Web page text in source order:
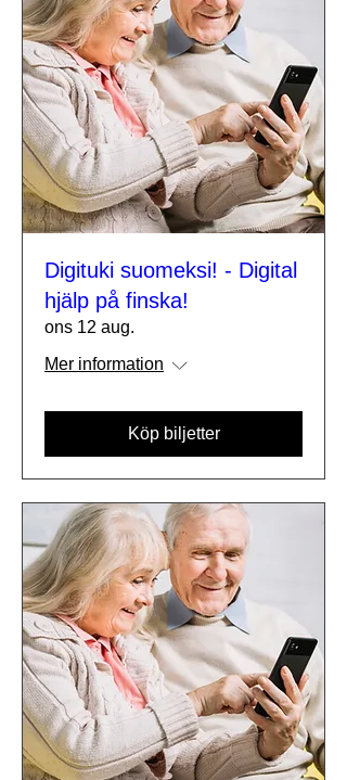
Digituki suomeksi! - Digital
hjälp på finska!
ons 12 aug.
Mer information
Köp biljetter